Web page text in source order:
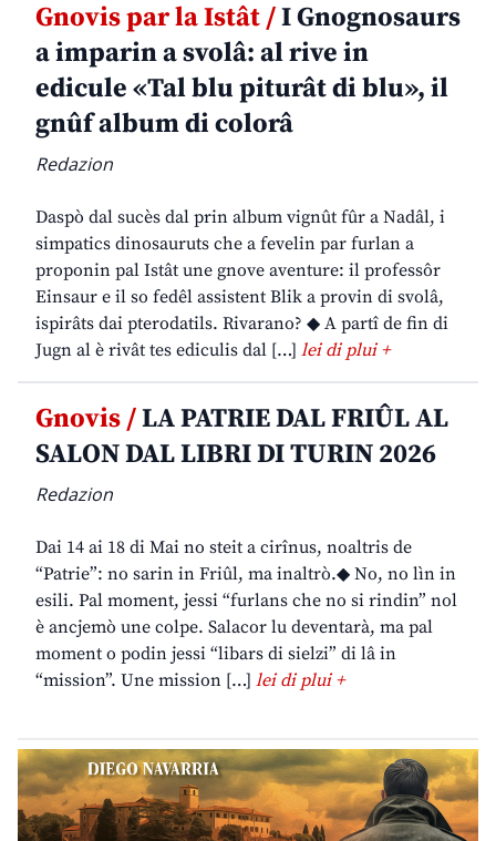
Gnovis par la Istât /I Gnognosaurs
a imparin a svolâ: al rive in
edicule «Tal blu piturât di blu», il
gnûf album di colorâ
Redazion
Daspò dal sucès dal prin album vignût fûr a Nadâl, i
simpatics dinosauruts che a fevelin par furlan a
proponin pal Istât une gnove aventure: il professôr
Einsaur e il so fedêl assistent Blik a provin di svolâ,
ispirâts dai pterodatils. Rivarano? ◆ A partî de fin di
Jugn al è rivât tes ediculis dal […] lei di plui +
Gnovis /LA PATRIE DAL FRIÛL AL
SALON DAL LIBRI DI TURIN 2026
Redazion
Dai 14 ai 18 di Mai no steit a cirînus, noaltris de
“Patrie”: no sarin in Friûl, ma inaltrò.◆ No, no lìn in
esili. Pal moment, jessi “furlans che no si rindin” nol
è ancjemò une colpe. Salacor lu deventarà, ma pal
moment o podin jessi “libars di sielzi” di lâ in
“mission”. Une mission […] lei di plui +